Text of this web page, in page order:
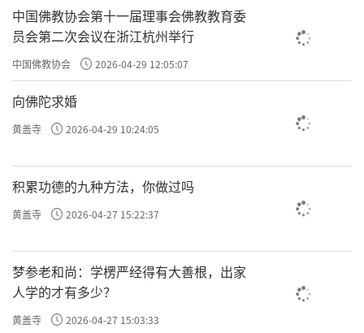
中国佛教协会第十一届理事会佛教教育委
员会第二次会议在浙江杭州举行
中国佛教协会 2026-04-29 12:05:07
向佛陀求婚
黄盖寺 2026-04-29 10:24:05
积累功德的九种方法，你做过吗
黄盖寺 2026-04-27 15:22:37
梦参老和尚：学楞严经得有大善根，出家
人学的才有多少？
黄盖寺 2026-04-27 15:03:33